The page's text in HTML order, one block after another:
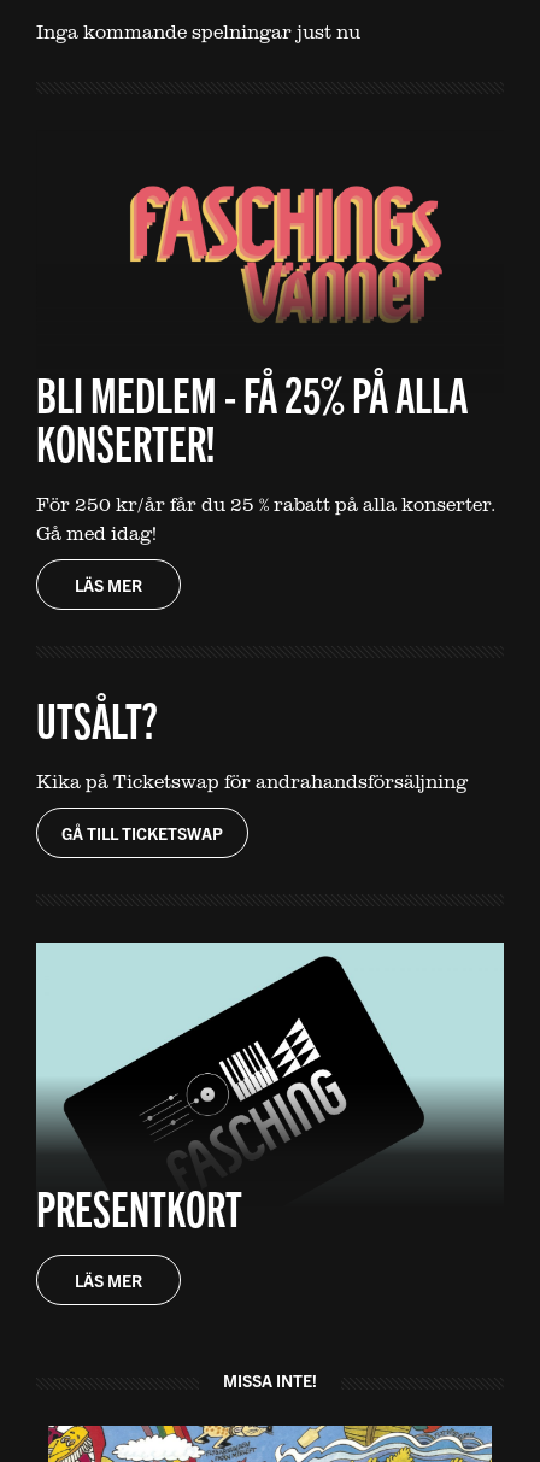
Inga kommande spelningar just nu
BLI MEDLEM - FÅ 25% PÅ ALLA
KONSERTER!
För 250 kr/år får du 25 % rabatt på alla konserter.
Gå med idag!
LÄS MER
UTSÅLT?
Kika på Ticketswap för andrahandsförsäljning
GÅ TILL TICKETSWAP
PRESENTKORT
LÄS MER
MISSA INTE!